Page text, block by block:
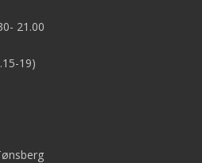
21.00
19)